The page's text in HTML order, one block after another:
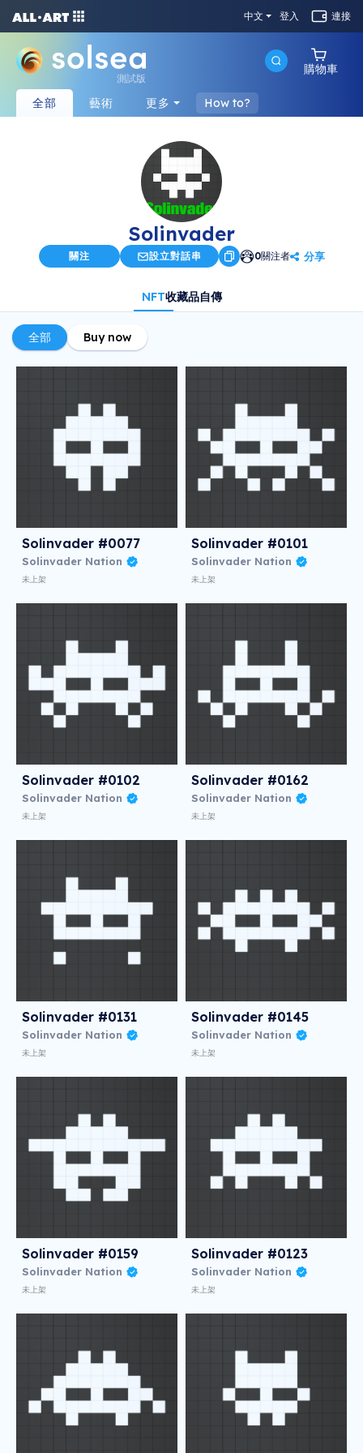
中文 登入 連接
測試版
購物車
全部 藝術 更多 How to?
Solinvader
關注 設立對話串 0關注者 分享
NFT收藏品自傳
全部 Buy now
Solinvader #0077
Solinvader Nation
未上架
Solinvader #0101
Solinvader Nation
未上架
Solinvader #0102
Solinvader Nation
未上架
Solinvader #0162
Solinvader Nation
未上架
Solinvader #0131
Solinvader Nation
未上架
Solinvader #0145
Solinvader Nation
未上架
Solinvader #0159
Solinvader Nation
未上架
Solinvader #0123
Solinvader Nation
未上架